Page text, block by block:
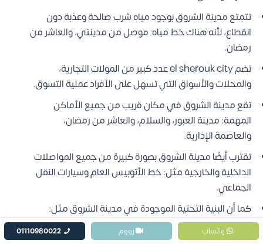
تتمتع مدينة الشروق بوجود مياه شرب صالحة وعذبة دون
انقطاع، لأنه هناك خط مياه موصل من مدينتي، والعاشر من
رمضان.
تضم el sherouk city عدد كبير من المولات التجارية،
والمحلات والأسواق التي تسهل على الأفراد عملية التسوق.
تقع مدينة الشروق في مكان قريب من جميع الأماكن
المهمة: مدينة العبور، والسلام، والعاشر من رمضان،
والعاصمة الإدارية.
تقترب أيضًا مدينة الشروق بصورة كبيرة من جميع المواصلات
الداخلية والخارجية مثل: خط الأتوبيس العام وسيارات النقل
الجماعي.
كما أن البنية التحتية الموجودة في مدينة الشروق مثل:
الكهرباء، المياه، الطرق والاتصالات، الصرف الصحي.
واتساب 01110980022 زووم